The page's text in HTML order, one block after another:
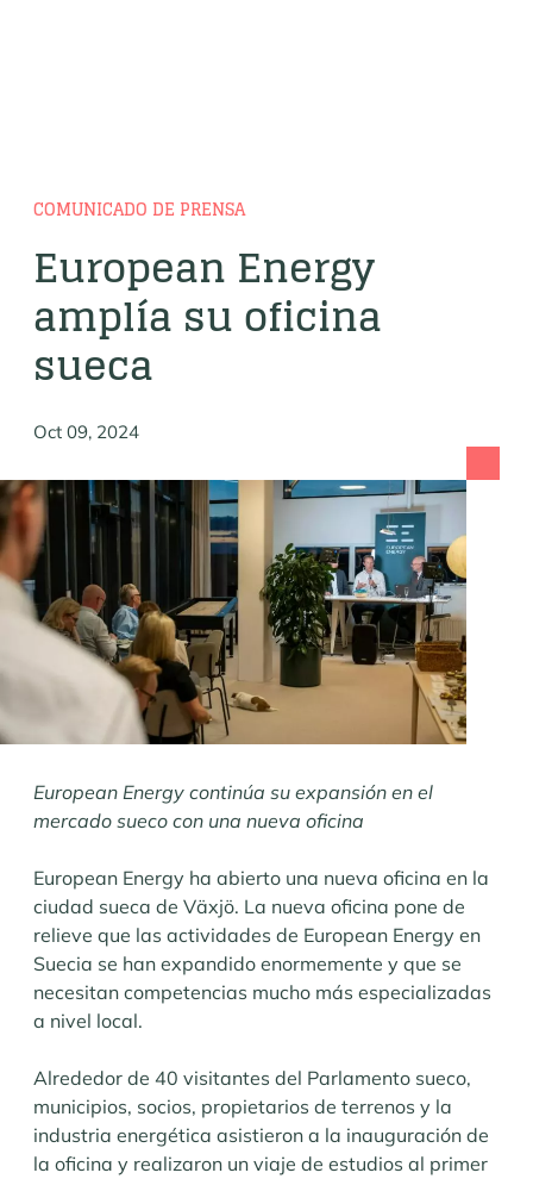
COMUNICADO DE PRENSA
European Energy
amplía su oficina
sueca
Oct 09, 2024
European Energy continúa su expansión en el
mercado sueco con una nueva oficina
European Energy ha abierto una nueva oficina en la
ciudad sueca de Växjö. La nueva oficina pone de
relieve que las actividades de European Energy en
Suecia se han expandido enormemente y que se
necesitan competencias mucho más especializadas
a nivel local.
Alrededor de 40 visitantes del Parlamento sueco,
municipios, socios, propietarios de terrenos y la
industria energética asistieron a la inauguración de
la oficina y realizaron un viaje de estudios al primer